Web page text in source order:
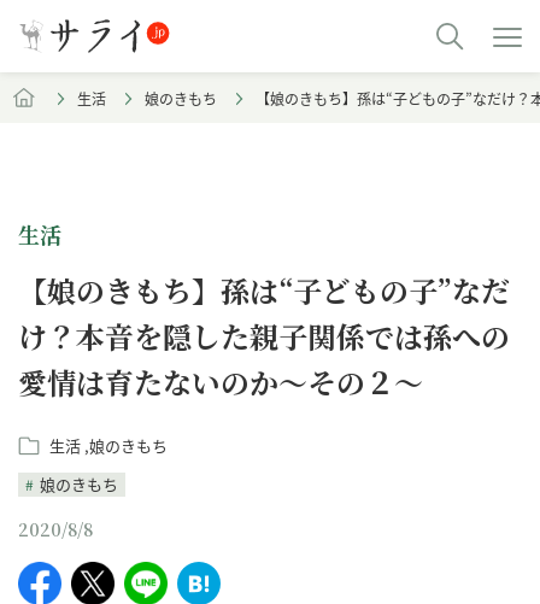
生活 娘のきもち 【娘のきもち】孫は“子どもの子”なだけ
生活
【娘のきもち】孫は“子どもの子”なだ
け？本音を隠した親子関係では孫への
愛情は育たないのか～その２～
生活 娘のきもち
娘のきもち
2020/8/8